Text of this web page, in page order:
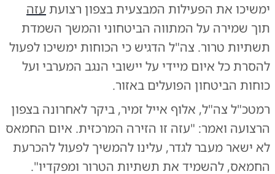
ימשיכו את הפעילות המבצעית בצפון רצועת עזה
תוך שמירה על המתווה הביטחוני והמשך השמדת
תשתיות טרור. צה"ל הדגיש כי הכוחות ימשיכו לפעול
להסרת כל איום מיידי על יישובי הנגב המערבי ועל
כוחות הביטחון הפועלים באזור.
רמטכ"ל צה"ל, אלוף אייל זמיר, ביקר לאחרונה בצפון
הרצועה ואמר: "עזה זו הזירה המרכזית. איום החמאס
לא ישאר מעבר לגדר, עלינו להמשיך לפעול להכרעת
החמאס, להשמיד את תשתיות הטרור ומפקדיו".